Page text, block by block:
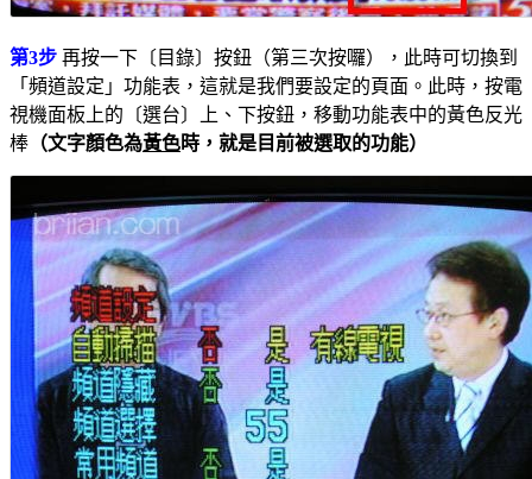
第3步 再按一下〔目錄〕按鈕（第三次按囉），此時可切換到
「頻道設定」功能表，這就是我們要設定的頁面。此時，按電
視機面板上的〔選台〕上、下按鈕，移動功能表中的黃色反光
棒 （文字顏色為黃色時，就是目前被選取的功能）